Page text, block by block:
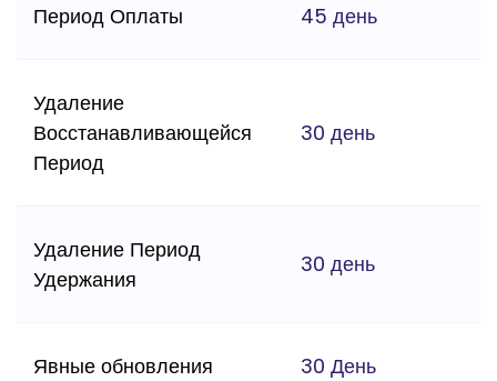
Период Оплаты 45 день
Удаление
Восстанавливающейся
Период
30 день
Удаление Период
Удержания
30 день
Явные обновления 30 День